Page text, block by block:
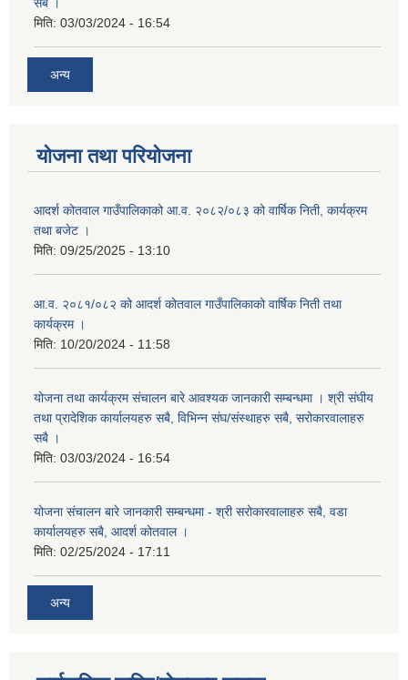
मिति: 03/03/2024 - 16:54
अन्य
योजना तथा परियोजना
आदर्श कोतवाल गाउँपालिकाको आ.व. २०८२/०८३ को वार्षिक निती, कार्यक्रम
तथा बजेट ।
मिति: 09/25/2025 - 13:10
आ.व. २०८१/०८२ को आदर्श कोतवाल गाउँपालिकाको वार्षिक निती तथा
कार्यक्रम ।
मिति: 10/20/2024 - 11:58
योजना तथा कार्यक्रम संचालन बारे आवश्यक जानकारी सम्बन्धमा । श्री संघीय
तथा प्रादेशिक कार्यालयहरु सबै, विभिन्‍न संघ/संस्थाहरु सबै, सरोकारवालाहरु
सबै ।
मिति: 03/03/2024 - 16:54
योजना संचालन बारे जानकारी सम्बन्धमा - श्री सरोकारवालाहरु सबै, वडा
कार्यालयहरु सबै, आदर्श कोतवाल ।
मिति: 02/25/2024 - 17:11
अन्य